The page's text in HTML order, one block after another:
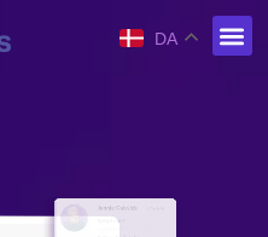
DA